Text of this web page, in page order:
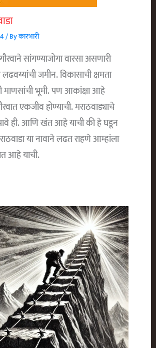
/ Byकारभारी
सांगण्याजोगा वारसा असणारी
जमीन. विकासाची क्षमता
माणसांची भूमी. पण आकांक्षा आहे
गौरवात एकजीव होण्याची. मराठवाड्याचे
ही. आणि खंत आहे याची की हे घडून
या नावाने लढत राहणे आम्हांला
आहे याची.